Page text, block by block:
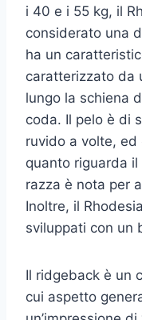
i 40 e i 55 kg, il
considerato una
ha un
caratterizzato da
lungo la schiena
coda. Il pelo è di
ruvido a volte,
quanto riguarda
razza è nota per
Inoltre, il
sviluppati con un
Il ridgeback è un
cui aspetto